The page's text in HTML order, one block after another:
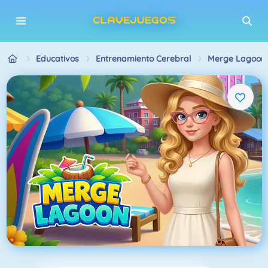
Educativos Entrenamiento Cerebral Merge Lagoon